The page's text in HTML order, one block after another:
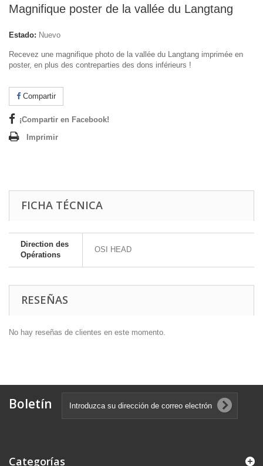
Magnifique poster de la vallée du Langtang
Estado: Nuevo
Recevez une magnifique photo de la vallée du Langtang imprimée en
poster, en plus des contreparties des dons inférieurs !
Compartir
¡Compartir en Facebook!
Imprimir
FICHA TÉCNICA
Direction des
Opérations
OSI HEAD
RESEÑAS
No hay reseñas de clientes en este momento.
Boletín
Categorías